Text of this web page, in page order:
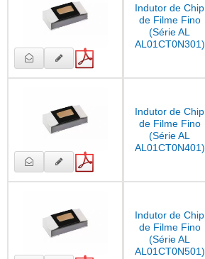
Indutor de Chip
de Filme Fino
(Série AL
AL01CT0N301)
Indutor de Chip
de Filme Fino
(Série AL
AL01CT0N401)
Indutor de Chip
de Filme Fino
(Série AL
AL01CT0N501)